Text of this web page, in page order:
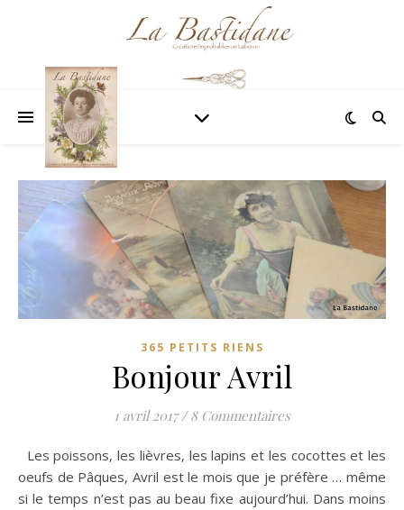
365 PETITS RIENS
Bonjour Avril
1 avril 2017 / 8 Commentaires
Les poissons, les lièvres, les lapins et les cocottes et les
oeufs de Pâques, Avril est le mois que je préfère … même
si le temps n’est pas au beau fixe aujourd’hui. Dans moins